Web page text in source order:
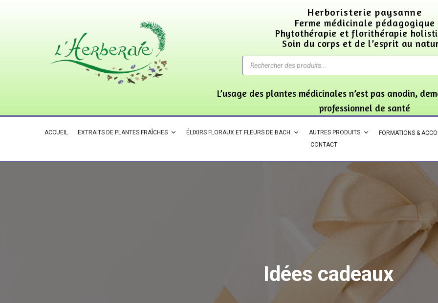
Herboristerie paysanne
Ferme médicinale pédagogique
Phytothérapie et florithérapie
Soin du corps et de l’esprit au
L’usage des plantes médicinales n’est pas anodin,
professionnel de santé
ACCUEIL EXTRAITS DE PLANTES FRAÎCHES ÉLIXIRS FLORAUX ET FLEURS DE BACH AUTRES PRODUITS
FORMATIONS &
CONTACT
Idées cadeaux